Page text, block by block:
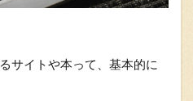
サイトや本って、基本的に